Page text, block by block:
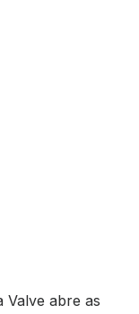
Valve abre as